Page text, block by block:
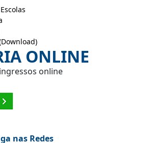
ONLINE
online
nas Redes